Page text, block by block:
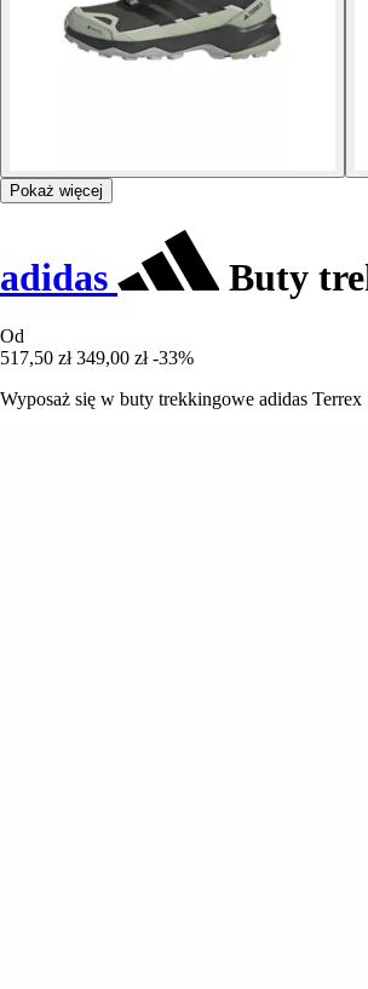
Pokaż więcej
adidas Buty
Od
517,50 zł 349,00 zł -33%
Wyposaż się w buty trekkingowe adidas